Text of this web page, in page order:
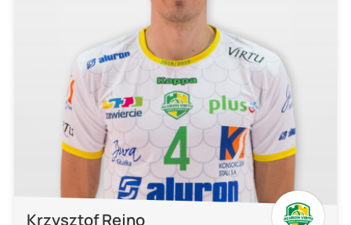
Krzysztof Rejno